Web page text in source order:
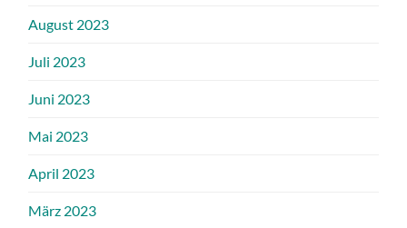
August 2023
Juli 2023
Juni 2023
Mai 2023
April 2023
März 2023